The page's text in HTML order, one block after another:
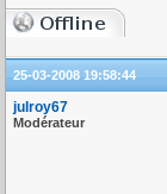
25-03-2008 19:58:44
julroy67
Modérateur